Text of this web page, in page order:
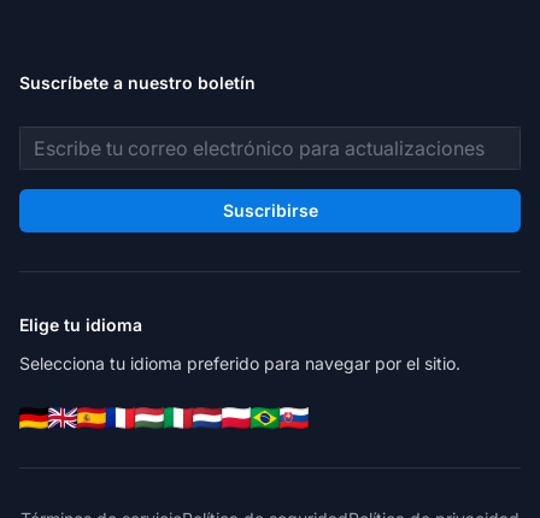
Suscríbete a nuestro boletín
Dirección de correo electrónico
Suscribirse
Elige tu idioma
Selecciona tu idioma preferido para navegar por el sitio.